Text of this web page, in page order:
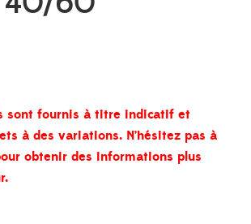
sont fournis à titre indicatif et
à des variations. N’hésitez pas à
obtenir des informations plus